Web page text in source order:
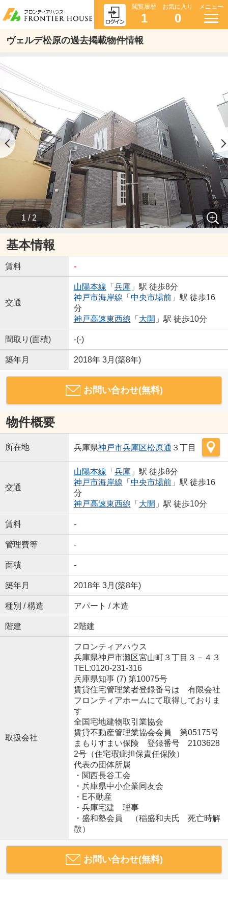
閲覧履歴
1
お気に入り
0
メニュー
ヴェルデ松原の過去掲載物件情報
1 / 2
基本情報
賃料 -
交通
山陽本線 「 兵庫」駅 徒歩8分
神戸市海岸線 「 中央市場前」駅 徒歩16
分
神戸高速東西線 「 大開 」駅 徒歩10分
間取り(面積) -(-)
築年月 2018年 3月(築8年)
お問い合わせ(無料)
物件概要
所在地 兵庫県神戸市兵庫区松原通 ３丁目
交通
山陽本線 「 兵庫」駅 徒歩8分
神戸市海岸線 「 中央市場前」駅 徒歩16
分
神戸高速東西線 「 大開 」駅 徒歩10分
賃料 -
管理費等 -
面積 -
築年月 2018年 3月(築8年)
種別 / 構造 アパート / 木造
階建 2階建
取扱会社
フロンティアハウス
兵庫県神戸市灘区宮山町３丁目３－４３
TEL:0120-231-316
兵庫県知事 (7) 第10075号
賃貸住宅管理業者登録番号は 有限会社
フロンティアホームにて取得しておりま
す
全国宅地建物取引業協会
賃貸不動産管理業協会会員 第05175号
まもりすまい保険 登録番号 2103628
2号（住宅瑕疵担保責任保険）
代表の団体所属
・関西長谷工会
・兵庫県中小企業同友会
・E不動産
・兵庫宅建 理事
・盛和塾会員 （稲盛和夫氏 死亡時解
散）
お問い合わせ(無料)